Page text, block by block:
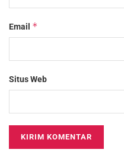
Email *
Situs Web